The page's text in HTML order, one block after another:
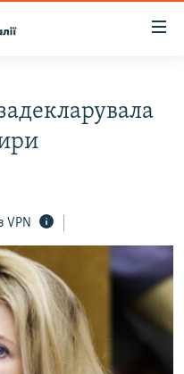
VPN